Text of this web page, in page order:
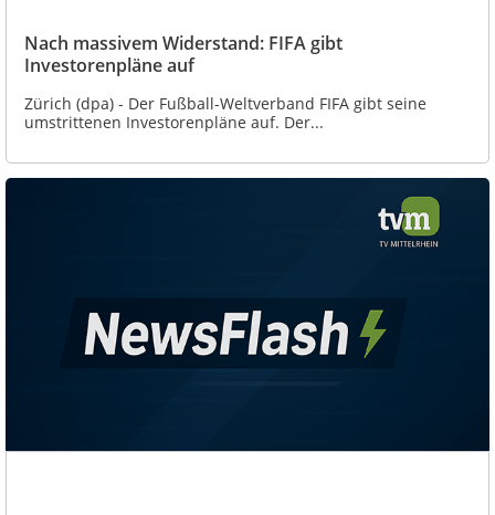
Nach massivem Widerstand: FIFA gibt
Investorenpläne auf
Zürich (dpa) - Der Fußball-Weltverband FIFA gibt seine
umstrittenen Investorenpläne auf. Der...